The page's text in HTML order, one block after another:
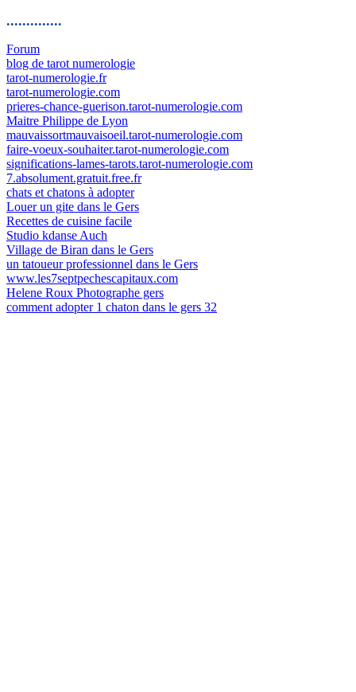
..............
Forum
blog de tarot numerologie
tarot-numerologie.fr
tarot-numerologie.com
prieres-chance-guerison.tarot-numerologie.com
Maitre Philippe de Lyon
mauvaissortmauvaisoeil.tarot-numerologie.com
faire-voeux-souhaiter.tarot-numerologie.com
significations-lames-tarots.tarot-numerologie.com
7.absolument.gratuit.free.fr
chats et chatons à adopter
Louer un gite dans le Gers
Recettes de cuisine facile
Studio kdanse Auch
Village de Biran dans le Gers
un tatoueur professionnel dans le Gers
www.les7septpechescapitaux.com
Helene Roux Photographe gers
comment adopter 1 chaton dans le gers 32